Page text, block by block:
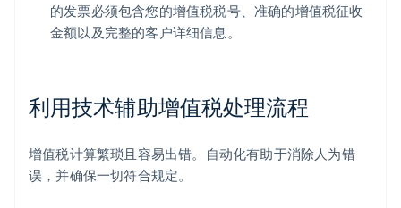
的发票必须包含您的增值税税号、准确的增值税征收
金额以及完整的客户详细信息。
利用技术辅助增值税处理流程
增值税计算繁琐且容易出错。自动化有助于消除人为错
误，并确保一切符合规定。